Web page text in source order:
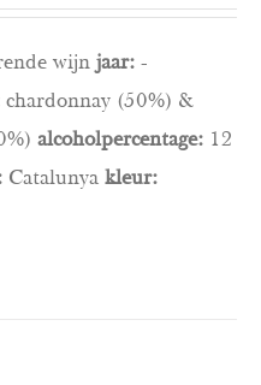
wijnjaar: -
chardonnay (50%) &
alcoholpercentage: 12
Catalunyakleur: